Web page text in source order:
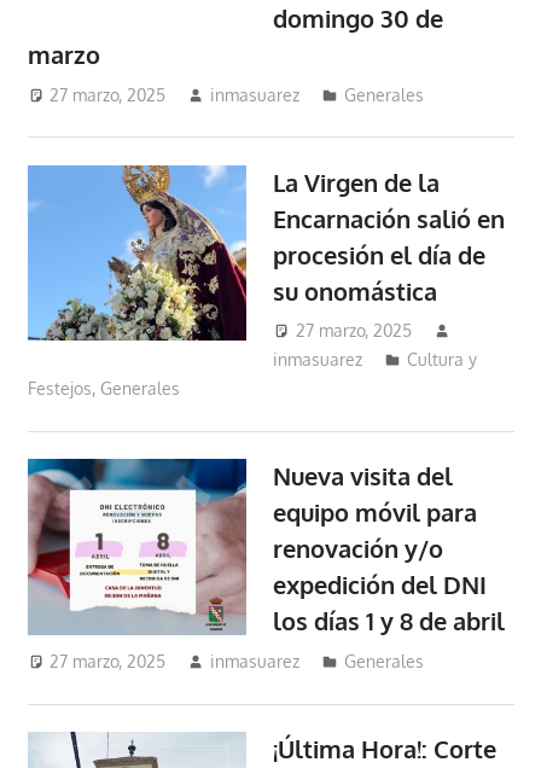
domingo 30 de
marzo
27 marzo, 2025 inmasuarez Generales
La Virgen de la
Encarnación salió en
procesión el día de
su onomástica
27 marzo, 2025
inmasuarez
Cultura y
Festejos, Generales
Nueva visita del
equipo móvil para
renovación y/o
expedición del DNI
los días 1 y 8 de abril
27 marzo, 2025 inmasuarez Generales
¡Última Hora!: Corte